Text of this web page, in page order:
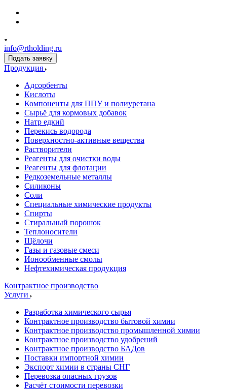
info@rtholding.ru
Подать заявку
Продукция
Адсорбенты
Кислоты
Компоненты для ППУ и полиуретана
Сырьё для кормовых добавок
Натр едкий
Перекись водорода
Поверхностно-активные вещества
Растворители
Реагенты для очистки воды
Реагенты для флотации
Редкоземельные металлы
Силиконы
Соли
Специальные химические продукты
Спирты
Стиральный порошок
Теплоносители
Щёлочи
Газы и газовые смеси
Ионообменные смолы
Нефтехимическая продукция
Контрактное производство
Услуги
Разработка химического сырья
Контрактное производство бытовой химии
Контрактное производство промышленной химии
Контрактное производство удобрений
Контрактное производство БАДов
Поставки импортной химии
Экспорт химии в страны СНГ
Перевозка опасных грузов
Расчёт стоимости перевозки